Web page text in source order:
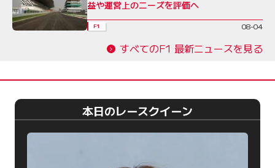
益や運営上のニーズを評価へ
F1 08-04
すべてのF1 最新ニュースを見る
本日のレースクイーン